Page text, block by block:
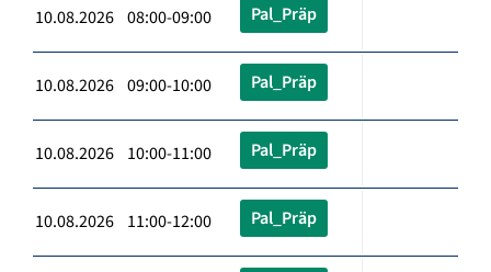
10.08.2026 08:00-09:00 Pal_Präp
10.08.2026 09:00-10:00 Pal_Präp
10.08.2026 10:00-11:00 Pal_Präp
10.08.2026 11:00-12:00 Pal_Präp